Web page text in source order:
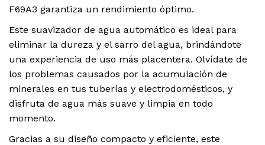
F69A3 garantiza un rendimiento óptimo.
Este suavizador de agua automático es ideal para
eliminar la dureza y el sarro del agua, brindándote
una experiencia de uso más placentera. Olvídate de
los problemas causados por la acumulación de
minerales en tus tuberías y electrodomésticos, y
disfruta de agua más suave y limpia en todo
momento.
Gracias a su diseño compacto y eficiente, este